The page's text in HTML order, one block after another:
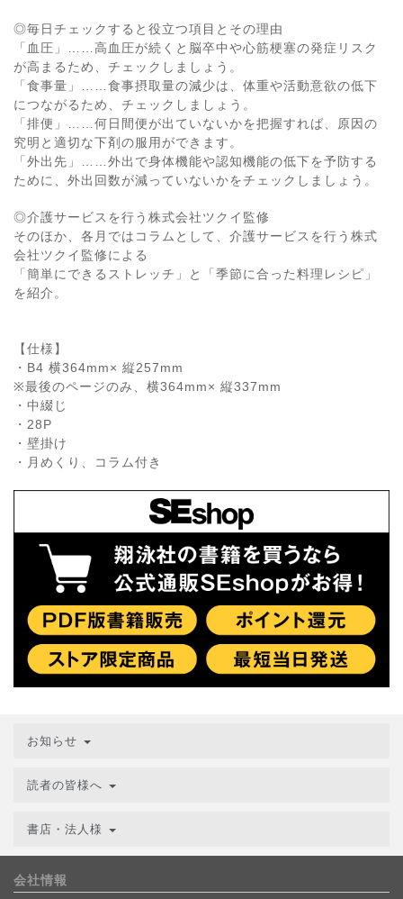
◎毎日チェックすると役立つ項目とその理由
「血圧」……高血圧が続くと脳卒中や心筋梗塞の発症リスク
が高まるため、チェックしましょう。
「食事量」……食事摂取量の減少は、体重や活動意欲の低下
につながるため、チェックしましょう。
「排便」……何日間便が出ていないかを把握すれば、原因の
究明と適切な下剤の服用ができます。
「外出先」……外出で身体機能や認知機能の低下を予防する
ために、外出回数が減っていないかをチェックしましょう。
◎介護サービスを行う株式会社ツクイ監修
そのほか、各月ではコラムとして、介護サービスを行う株式
会社ツクイ監修による
「簡単にできるストレッチ」と「季節に合った料理レシピ」
を紹介。
【仕様】
・B4 横364mm× 縦257mm
※最後のページのみ、横364mm× 縦337mm
・中綴じ
・28P
・壁掛け
・月めくり、コラム付き
お知らせ
読者の皆様へ
書店・法人様
会社情報